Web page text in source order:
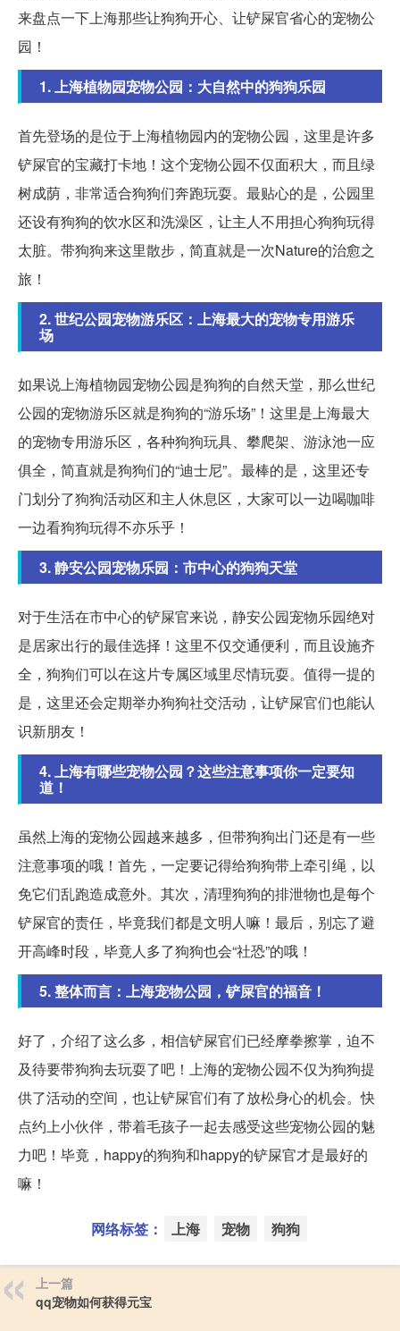
来盘点一下上海那些让狗狗开心、让铲屎官省心的宠物公
园！
1. 上海植物园宠物公园：大自然中的狗狗乐园
首先登场的是位于上海植物园内的宠物公园，这里是许多
铲屎官的宝藏打卡地！这个宠物公园不仅面积大，而且绿
树成荫，非常适合狗狗们奔跑玩耍。最贴心的是，公园里
还设有狗狗的饮水区和洗澡区，让主人不用担心狗狗玩得
太脏。带狗狗来这里散步，简直就是一次Nature的治愈之
旅！
2. 世纪公园宠物游乐区：上海最大的宠物专用游乐
场
如果说上海植物园宠物公园是狗狗的自然天堂，那么世纪
公园的宠物游乐区就是狗狗的“游乐场”！这里是上海最大
的宠物专用游乐区，各种狗狗玩具、攀爬架、游泳池一应
俱全，简直就是狗狗们的“迪士尼”。最棒的是，这里还专
门划分了狗狗活动区和主人休息区，大家可以一边喝咖啡
一边看狗狗玩得不亦乐乎！
3. 静安公园宠物乐园：市中心的狗狗天堂
对于生活在市中心的铲屎官来说，静安公园宠物乐园绝对
是居家出行的最佳选择！这里不仅交通便利，而且设施齐
全，狗狗们可以在这片专属区域里尽情玩耍。值得一提的
是，这里还会定期举办狗狗社交活动，让铲屎官们也能认
识新朋友！
4. 上海有哪些宠物公园？这些注意事项你一定要知
道！
虽然上海的宠物公园越来越多，但带狗狗出门还是有一些
注意事项的哦！首先，一定要记得给狗狗带上牵引绳，以
免它们乱跑造成意外。其次，清理狗狗的排泄物也是每个
铲屎官的责任，毕竟我们都是文明人嘛！最后，别忘了避
开高峰时段，毕竟人多了狗狗也会“社恐”的哦！
5. 整体而言：上海宠物公园，铲屎官的福音！
好了，介绍了这么多，相信铲屎官们已经摩拳擦掌，迫不
及待要带狗狗去玩耍了吧！上海的宠物公园不仅为狗狗提
供了活动的空间，也让铲屎官们有了放松身心的机会。快
点约上小伙伴，带着毛孩子一起去感受这些宠物公园的魅
力吧！毕竟，happy的狗狗和happy的铲屎官才是最好的
嘛！
网络标签： 上海 宠物 狗狗
上一篇
qq宠物如何获得元宝